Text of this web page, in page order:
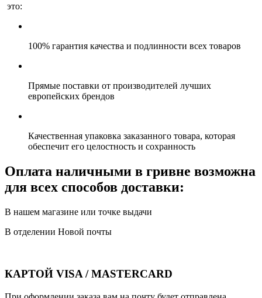
это:
100% гарантия качества и подлинности всех товаров
Прямые поставки от производителей лучших
европейских брендов
Качественная упаковка заказанного товара, которая
обеспечит его целостность и сохранность
Оплата наличными в гривне возможна
для всех способов доставки:
В нашем магазине или точке выдачи
В отделении Новой почты
КАРТОЙ VISA / MASTERCARD